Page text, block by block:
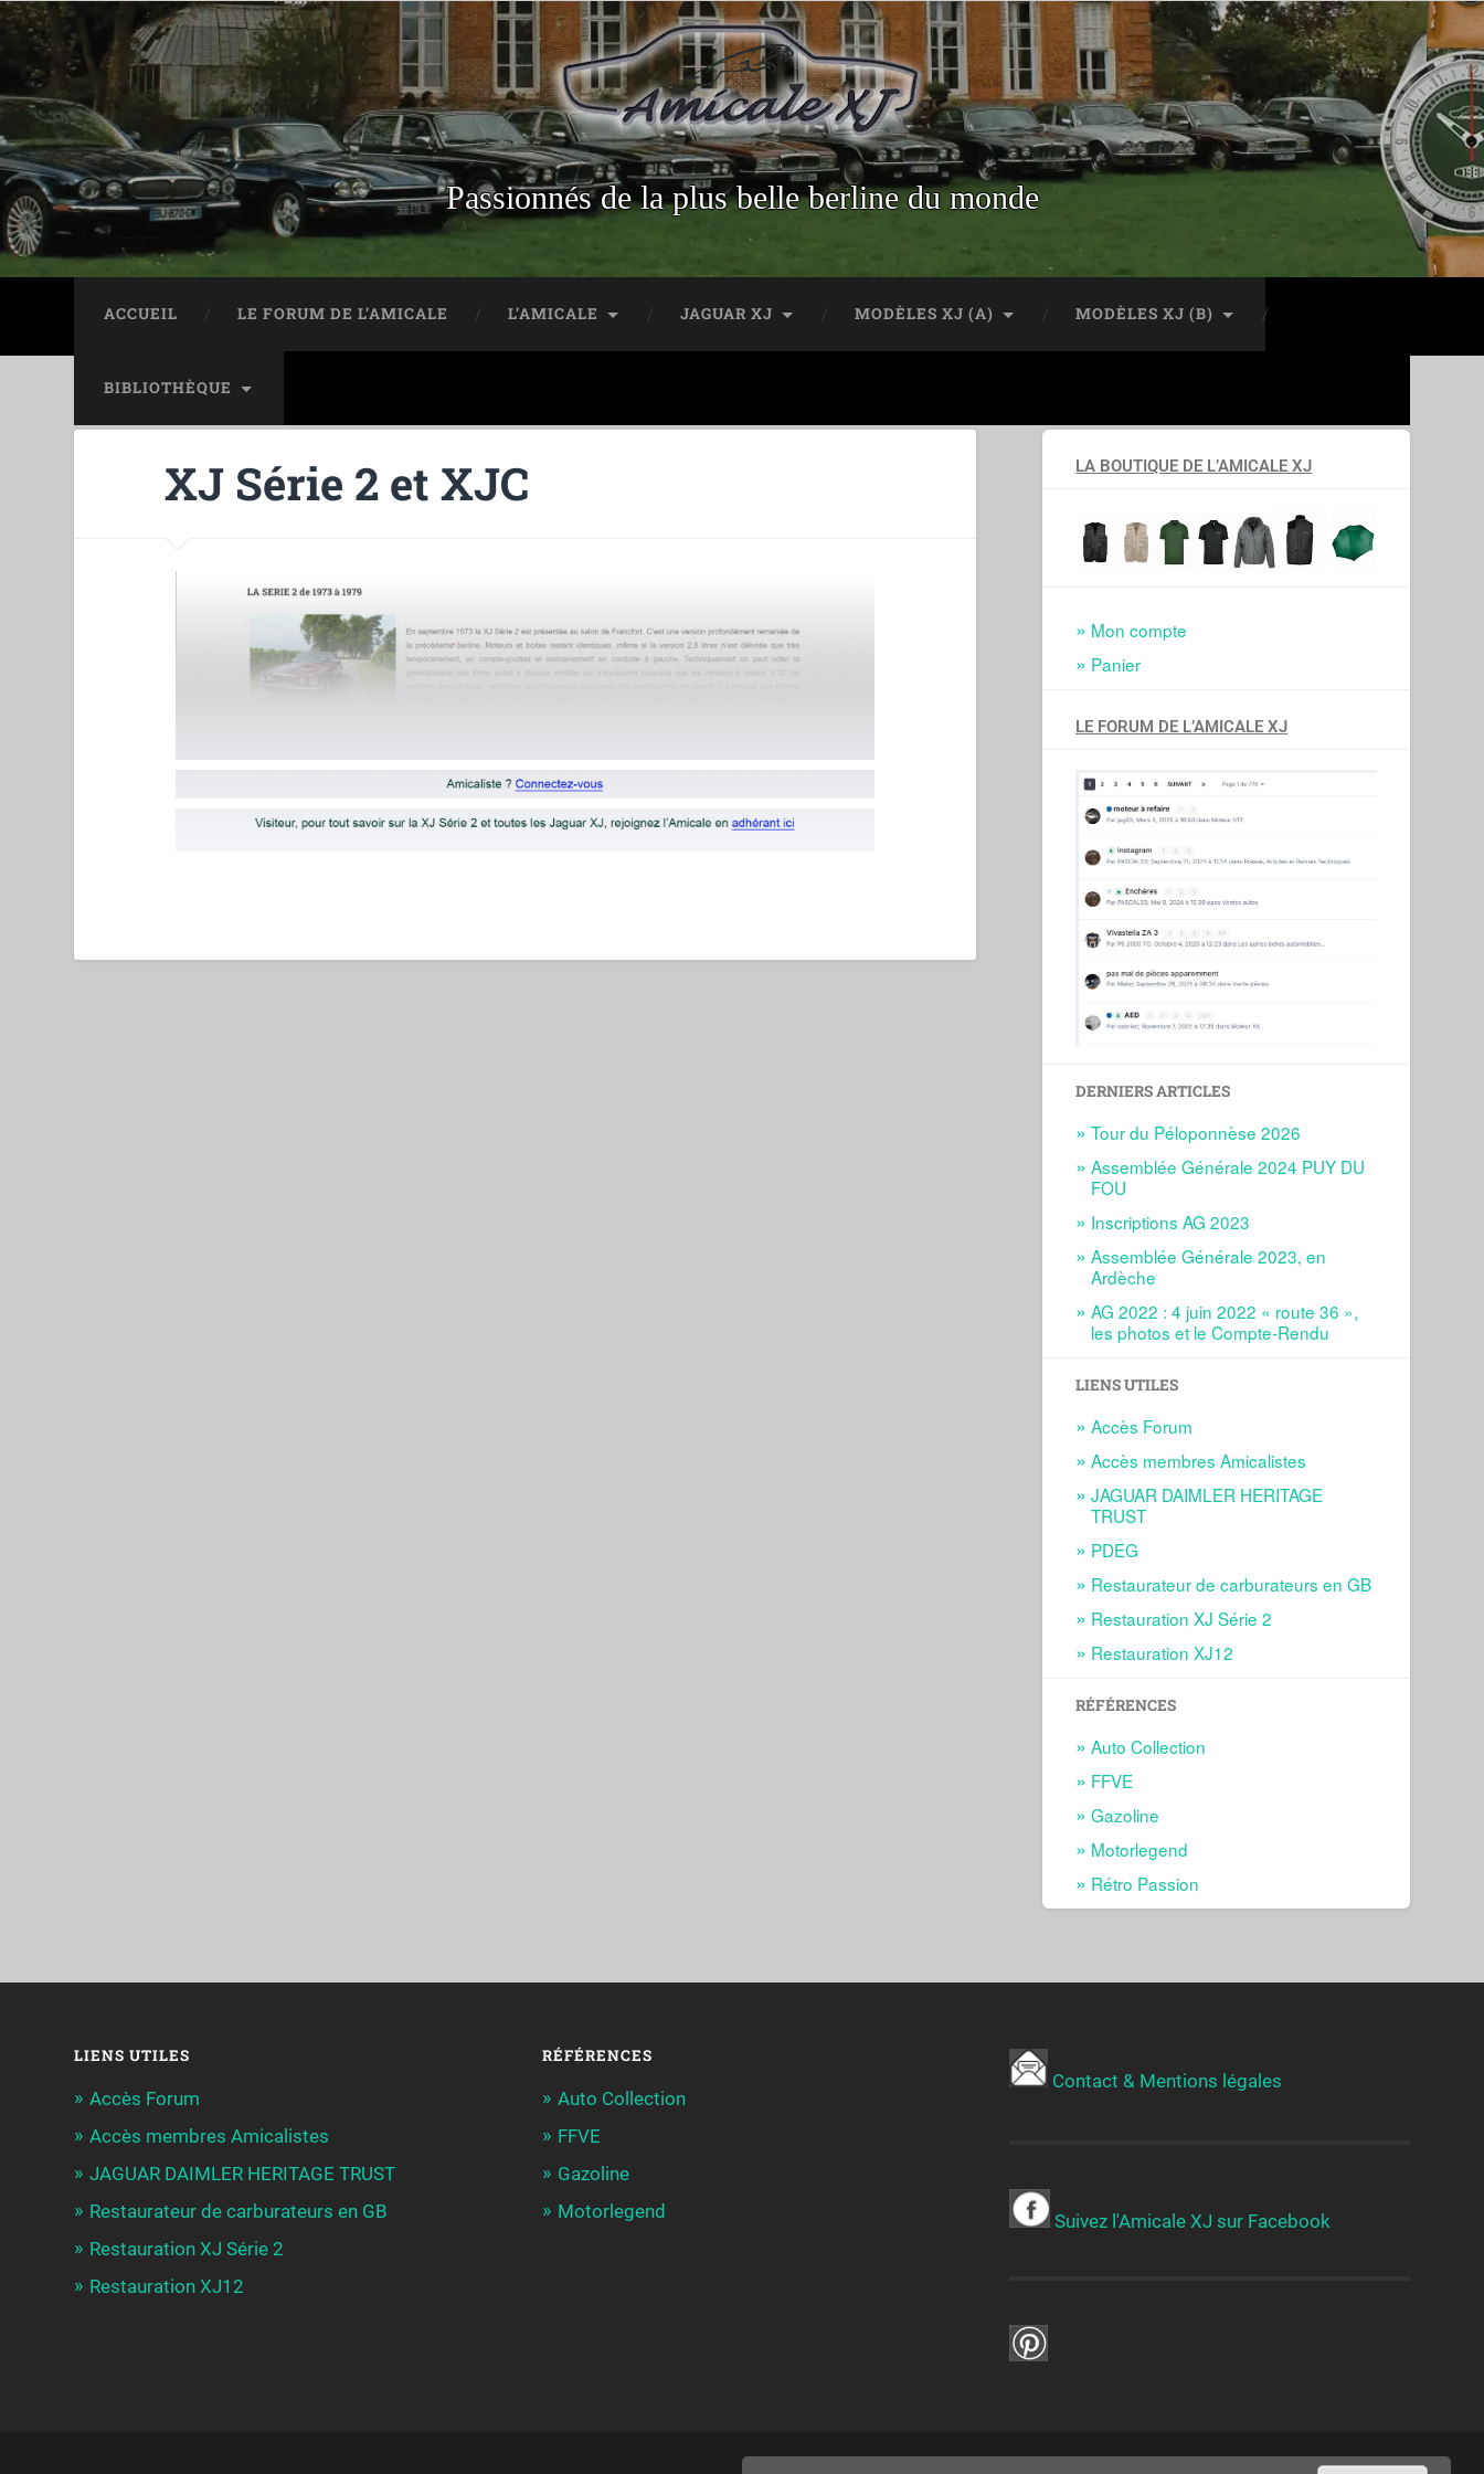
Passionnés de la plus belle berline du monde
ACCUEIL LE FORUM DE L’AMICALE L’AMICALE JAGUAR XJ MODÈLES XJ (A) MODÈLES XJ (B)
BIBLIOTHÈQUE
XJ Série 2 et XJC LA BOUTIQUE DE L’AMICALE XJ
Mon compte
Panier
LE FORUM DE L’AMICALE XJ
DERNIERS ARTICLES
Tour du Péloponnèse 2026
Assemblée Générale 2024 PUY DU
FOU
Inscriptions AG 2023
Assemblée Générale 2023, en
Ardèche
AG 2022 : 4 juin 2022 « route 36 »,
les photos et le Compte-Rendu
LIENS UTILES
Accès Forum
Accès membres Amicalistes
JAGUAR DAIMLER HERITAGE
TRUST
PDEG
Restaurateur de carburateurs en GB
Restauration XJ Série 2
Restauration XJ12
RÉFÉRENCES
Auto Collection
FFVE
Gazoline
Motorlegend
Rétro Passion
LIENS UTILES
Accès Forum
Accès membres Amicalistes
JAGUAR DAIMLER HERITAGE TRUST
Restaurateur de carburateurs en GB
Restauration XJ Série 2
Restauration XJ12
RÉFÉRENCES
Auto Collection
FFVE
Gazoline
Motorlegend
Contact & Mentions légales
Suivez l'Amicale XJ sur Facebook